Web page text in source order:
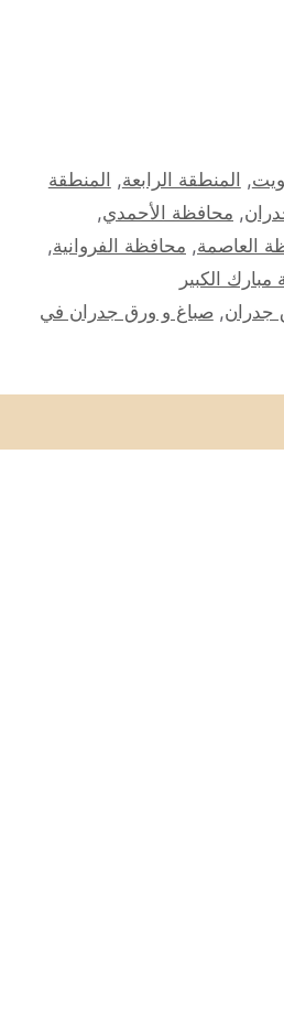
, المنطقة الرابعة, المنطقة
, محافظة الأحمدي,
العاصمة, محافظة الفروانية,
الكبير
جدران, صباغ و ورق جدران في